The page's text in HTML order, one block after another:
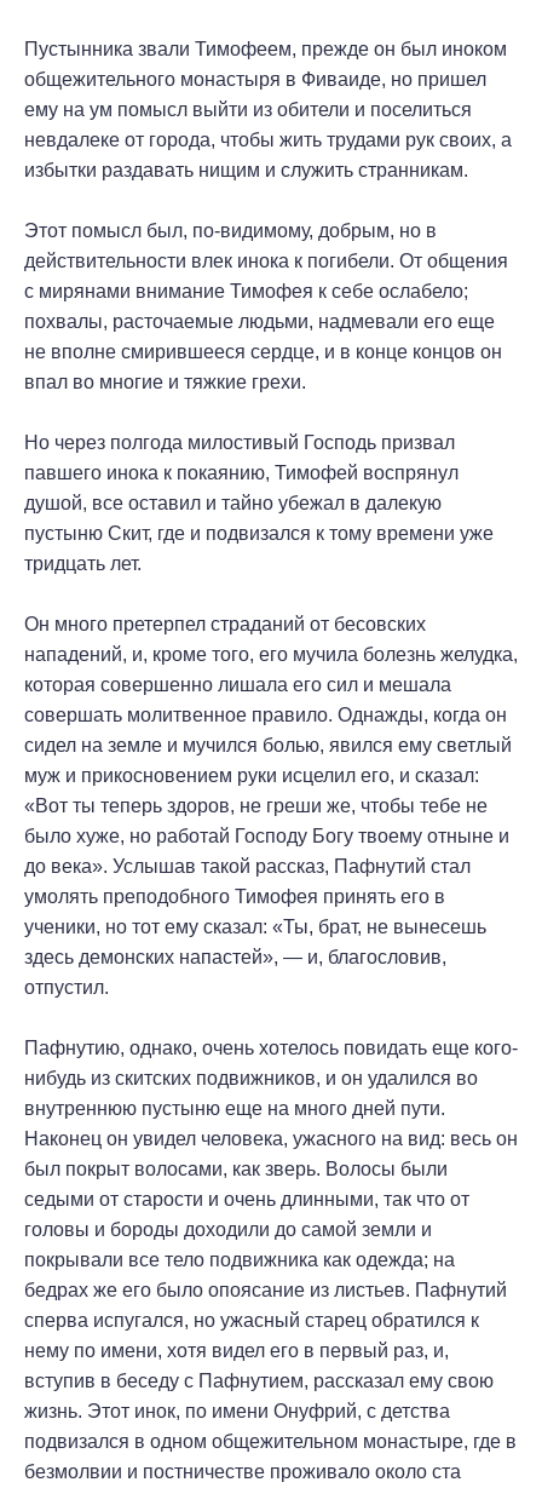
Пустынника звали Тимофеем, прежде он был иноком
общежительного монастыря в Фиваиде, но пришел
ему на ум помысл выйти из обители и поселиться
невдалеке от города, чтобы жить трудами рук своих, а
избытки раздавать нищим и служить странникам.
Этот помысл был, по-видимому, добрым, но в
действительности влек инока к погибели. От общения
с мирянами внимание Тимофея к себе ослабело;
похвалы, расточаемые людьми, надмевали его еще
не вполне смирившееся сердце, и в конце концов он
впал во многие и тяжкие грехи.
Но через полгода милостивый Господь призвал
павшего инока к покаянию, Тимофей воспрянул
душой, все оставил и тайно убежал в далекую
пустыню Скит, где и подвизался к тому времени уже
тридцать лет.
Он много претерпел страданий от бесовских
нападений, и, кроме того, его мучила болезнь желудка,
которая совершенно лишала его сил и мешала
совершать молитвенное правило. Однажды, когда он
сидел на земле и мучился болью, явился ему светлый
муж и прикосновением руки исцелил его, и сказал:
«Вот ты теперь здоров, не греши же, чтобы тебе не
было хуже, но работай Господу Богу твоему отныне и
до века». Услышав такой рассказ, Пафнутий стал
умолять преподобного Тимофея принять его в
ученики, но тот ему сказал: «Ты, брат, не вынесешь
здесь демонских напастей», — и, благословив,
отпустил.
Пафнутию, однако, очень хотелось повидать еще кого-
нибудь из скитских подвижников, и он удалился во
внутреннюю пустыню еще на много дней пути.
Наконец он увидел человека, ужасного на вид: весь он
был покрыт волосами, как зверь. Волосы были
седыми от старости и очень длинными, так что от
головы и бороды доходили до самой земли и
покрывали все тело подвижника как одежда; на
бедрах же его было опоясание из листьев. Пафнутий
сперва испугался, но ужасный старец обратился к
нему по имени, хотя видел его в первый раз, и,
вступив в беседу с Пафнутием, рассказал ему свою
жизнь. Этот инок, по имени Онуфрий, с детства
подвизался в одном общежительном монастыре, где в
безмолвии и постничестве проживало около ста